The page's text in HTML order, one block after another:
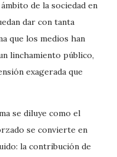
de la sociedad en
dar con tanta
que los medios han
linchamiento público,
exagerada que
se diluye como el
se convierte en
la contribución de